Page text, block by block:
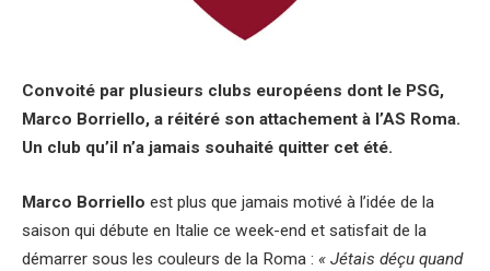
Convoité par plusieurs clubs européens dont le PSG,
Marco Borriello, a réitéré son attachement à l’AS Roma.
Un club qu’il n’a jamais souhaité quitter cet été.
Marco Borriello est plus que jamais motivé à l’idée de la
saison qui débute en Italie ce week-end et satisfait de la
démarrer sous les couleurs de la Roma : « Jétais déçu quand